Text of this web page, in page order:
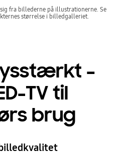
fra billederne på illustrationerne. Se
størrelse i billedgalleriet.
–
TV til
brug